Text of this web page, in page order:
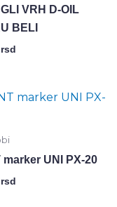
VRH D-OIL
BELI
rsd
marker UNI PX-20
rsd